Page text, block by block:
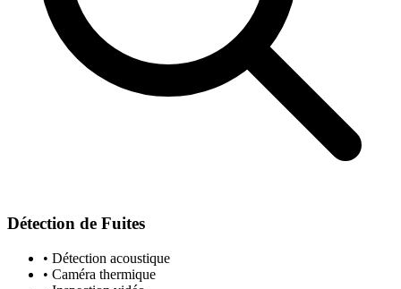
Détection de Fuites
• Détection acoustique
• Caméra thermique